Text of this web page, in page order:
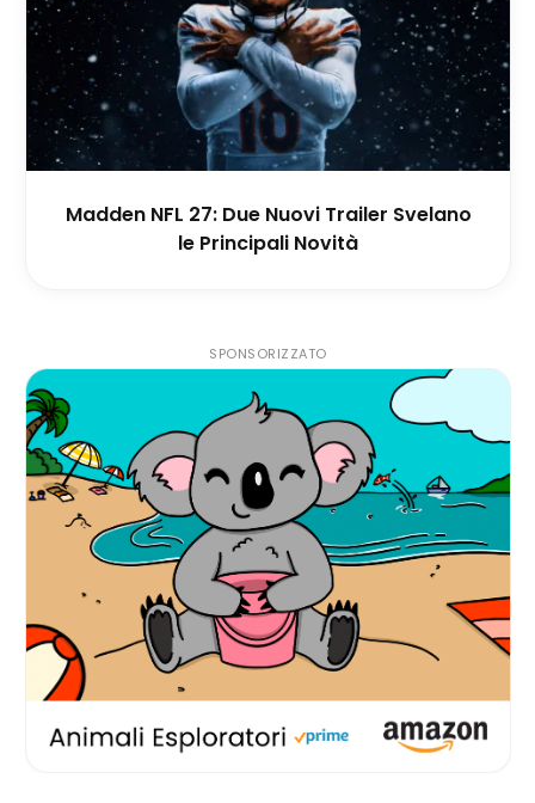
Madden NFL 27: Due Nuovi Trailer Svelano
le Principali Novità
SPONSORIZZATO